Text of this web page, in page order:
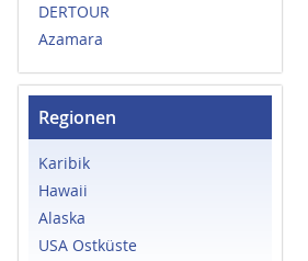
DERTOUR
Azamara
Regionen
Karibik
Hawaii
Alaska
USA Ostküste